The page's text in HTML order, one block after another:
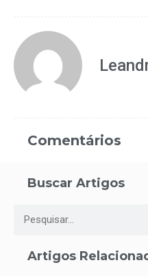
Comentários
Buscar Artigos
Artigos